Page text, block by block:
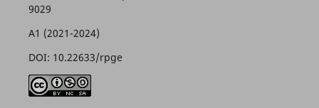
9029
A1 (2021-2024)
DOI: 10.22633/rpge